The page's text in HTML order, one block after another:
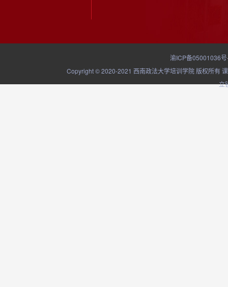
渝ICP备05001036
Copyright © 2020-2021 西南政法大学培训学院 版权所有
立